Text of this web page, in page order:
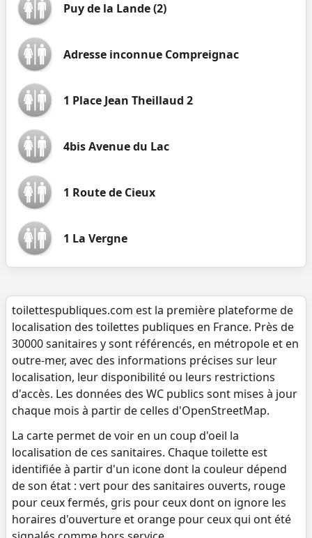
Puy de la Lande (2)
Adresse inconnue Compreignac
1 Place Jean Theillaud 2
4bis Avenue du Lac
1 Route de Cieux
1 La Vergne
toilettespubliques.com est la première plateforme de
localisation des toilettes publiques en France. Près de
30000 sanitaires y sont référencés, en métropole et en
outre-mer, avec des informations précises sur leur
localisation, leur disponibilité ou leurs restrictions
d'accès. Les données des WC publics sont mises à jour
chaque mois à partir de celles d'OpenStreetMap.
La carte permet de voir en un coup d'oeil la
localisation de ces sanitaires. Chaque toilette est
identifiée à partir d'un icone dont la couleur dépend
de son état : vert pour des sanitaires ouverts, rouge
pour ceux fermés, gris pour ceux dont on ignore les
horaires d'ouverture et orange pour ceux qui ont été